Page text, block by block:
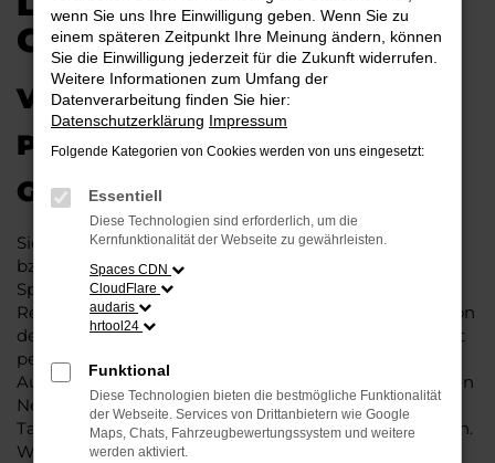
GÜTERSLOH
VW GOLF SPORTSVAN – IHR
PERFEKTES FAHRZEUG FÜR
GÜTERSLOH
Sie möchten in Gütersloh und Umgebung mobil sein
bzw. mobil bleiben. Unser Vorschlag ist ein VW Golf
Sportsvan, denn dieses Fahrzeug vereint eine ganze
Reihe an Vorzügen. Da ist zunächst einmal die Tradition
des Herstellers. Ein VW Golf Sportsvan für Gütersloh ist
perfekt verarbeitet und auf Langlebigkeit ausgelegt.
Auf diese Weise können Sie unbedenklich sowohl einen
Neuwagen als auch einen Gebrauchten, sowohl eine
Tageszulassung als auch einen Jahreswagen erwerben.
Wenn Sie sich für Steinböhmer entscheiden, erhalten
wenn Sie uns Ihre Einwilligung geben. Wenn Sie zu
einem späteren Zeitpunkt Ihre Meinung ändern, können
Sie die Einwilligung jederzeit für die Zukunft widerrufen.
Weitere Informationen zum Umfang der
Datenverarbeitung finden Sie hier:
Datenschutzerklärung Impressum
Folgende Kategorien von Cookies werden von uns eingesetzt:
Essentiell
Diese Technologien sind erforderlich, um die
Kernfunktionalität der Webseite zu gewährleisten.
Spaces CDN
CloudFlare
audaris
hrtool24
Funktional
Diese Technologien bieten die bestmögliche Funktionalität
der Webseite. Services von Drittanbietern wie Google
Maps, Chats, Fahrzeugbewertungssystem und weitere
werden aktiviert.